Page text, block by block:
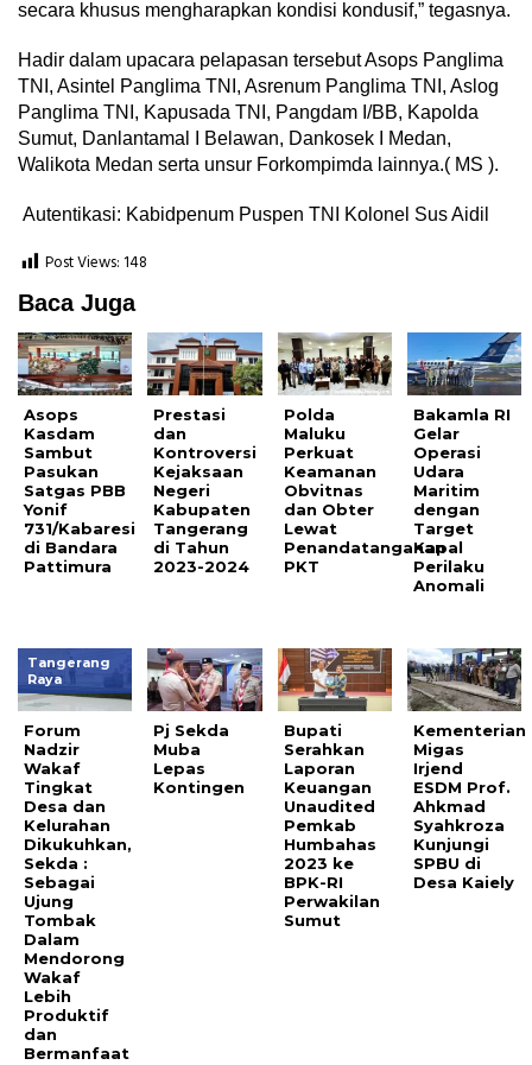
secara khusus mengharapkan kondisi kondusif,” tegasnya.
Hadir dalam upacara pelapasan tersebut Asops Panglima
TNI, Asintel Panglima TNI, Asrenum Panglima TNI, Aslog
Panglima TNI, Kapusada TNI, Pangdam I/BB, Kapolda
Sumut, Danlantamal I Belawan, Dankosek I Medan,
Walikota Medan serta unsur Forkompimda lainnya.( MS ).
Autentikasi: Kabidpenum Puspen TNI Kolonel Sus Aidil
Post Views: 148
Baca Juga
Asops
Kasdam
Sambut
Pasukan
Satgas PBB
Yonif
731/Kabaresi
di Bandara
Pattimura
Prestasi
dan
Kontroversi
Kejaksaan
Negeri
Kabupaten
Tangerang
di Tahun
2023-2024
Polda
Maluku
Perkuat
Keamanan
Obvitnas
dan Obter
Lewat
Penandatanganan
PKT
Bakamla RI
Gelar
Operasi
Udara
Maritim
dengan
Target
Kapal
Perilaku
Anomali
Tangerang
Raya
Forum
Nadzir
Wakaf
Tingkat
Desa dan
Kelurahan
Dikukuhkan,
Sekda :
Sebagai
Ujung
Tombak
Dalam
Mendorong
Wakaf
Lebih
Produktif
dan
Bermanfaat
Pj Sekda
Muba
Lepas
Kontingen
Bupati
Serahkan
Laporan
Keuangan
Unaudited
Pemkab
Humbahas
2023 ke
BPK-RI
Perwakilan
Sumut
Kementerian
Migas
Irjend
ESDM Prof.
Ahkmad
Syahkroza
Kunjungi
SPBU di
Desa Kaiely